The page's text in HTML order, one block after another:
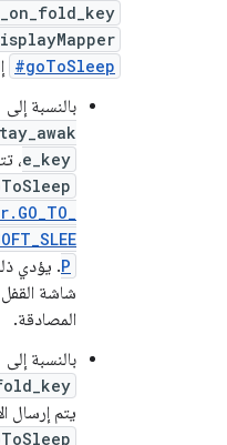
#goToSleep
بالنسبة إلى
e_key،
P. يؤدي
شاشة
المصادقة.
بالنسبة إلى
يتم إرسال